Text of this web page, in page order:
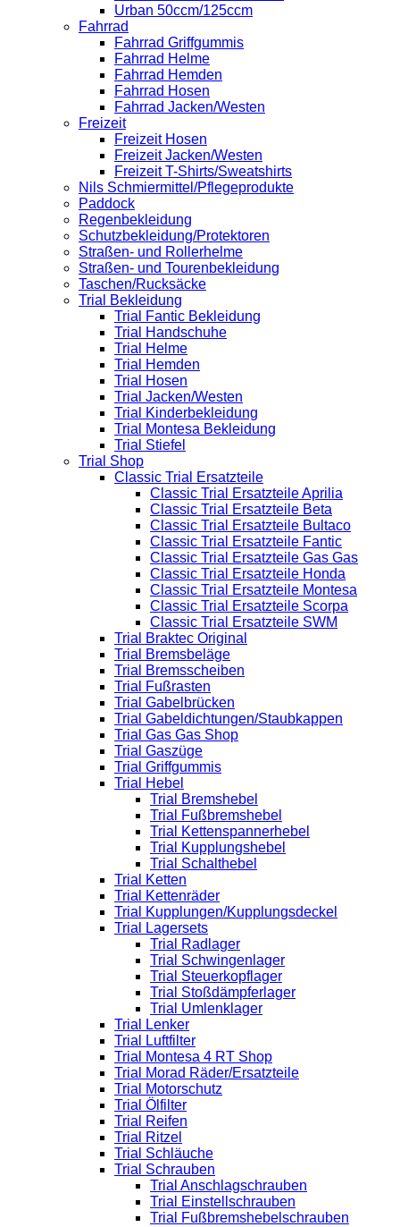
Urban 50ccm/125ccm
Fahrrad
Fahrrad Griffgummis
Fahrrad Helme
Fahrrad Hemden
Fahrrad Hosen
Fahrrad Jacken/Westen
Freizeit
Freizeit Hosen
Freizeit Jacken/Westen
Freizeit T-Shirts/Sweatshirts
Nils Schmiermittel/Pflegeprodukte
Paddock
Regenbekleidung
Schutzbekleidung/Protektoren
Straßen- und Rollerhelme
Straßen- und Tourenbekleidung
Taschen/Rucksäcke
Trial Bekleidung
Trial Fantic Bekleidung
Trial Handschuhe
Trial Helme
Trial Hemden
Trial Hosen
Trial Jacken/Westen
Trial Kinderbekleidung
Trial Montesa Bekleidung
Trial Stiefel
Trial Shop
Classic Trial Ersatzteile
Classic Trial Ersatzteile Aprilia
Classic Trial Ersatzteile Beta
Classic Trial Ersatzteile Bultaco
Classic Trial Ersatzteile Fantic
Classic Trial Ersatzteile Gas Gas
Classic Trial Ersatzteile Honda
Classic Trial Ersatzteile Montesa
Classic Trial Ersatzteile Scorpa
Classic Trial Ersatzteile SWM
Trial Braktec Original
Trial Bremsbeläge
Trial Bremsscheiben
Trial Fußrasten
Trial Gabelbrücken
Trial Gabeldichtungen/Staubkappen
Trial Gas Gas Shop
Trial Gaszüge
Trial Griffgummis
Trial Hebel
Trial Bremshebel
Trial Fußbremshebel
Trial Kettenspannerhebel
Trial Kupplungshebel
Trial Schalthebel
Trial Ketten
Trial Kettenräder
Trial Kupplungen/Kupplungsdeckel
Trial Lagersets
Trial Radlager
Trial Schwingenlager
Trial Steuerkopflager
Trial Stoßdämpferlager
Trial Umlenklager
Trial Lenker
Trial Luftfilter
Trial Montesa 4 RT Shop
Trial Morad Räder/Ersatzteile
Trial Motorschutz
Trial Ölfilter
Trial Reifen
Trial Ritzel
Trial Schläuche
Trial Schrauben
Trial Anschlagschrauben
Trial Einstellschrauben
Trial Fußbremshebelschrauben